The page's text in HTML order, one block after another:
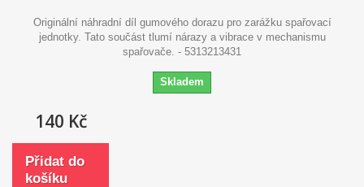
Originální náhradní díl gumového dorazu pro zarážku spařovací
jednotky. Tato součást tlumí nárazy a vibrace v mechanismu
spařovače. - 5313213431
Skladem
140 Kč
Přidat do
košíku